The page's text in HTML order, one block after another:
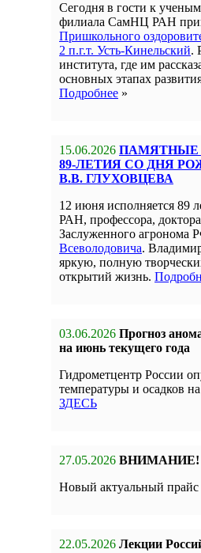
Сегодня в гости к
филиала СамНЦ РАН
Пришкольного
2 п.г.т. Усть-Кинельский.
института, где им
основных этапах
Подробнее »
15.06.2026 ПАМЯТНЫЕ
89-ЛЕТИЯ СО ДНЯ
В.В. ГЛУХОВЦЕВА
12 июня исполняется 89
РАН, профессора,
Заслуженного агронома
Всеволодовича.
яркую, полную
открытий жизнь.
03.06.2026 Прогноз
на июнь текущего года
Гидрометцентр России
температуры и осадков
ЗДЕСЬ
27.05.2026
Новый актуальный прайс
22.05.2026 Лекции